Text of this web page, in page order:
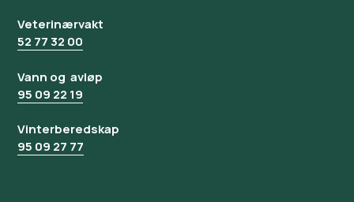
Veterinærvakt
52 77 32 00
Vann og avløp
95 09 22 19
Vinterberedskap
95 09 27 77